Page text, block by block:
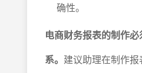
确性。
电商财务报表的制作
系。 建议助理在制作